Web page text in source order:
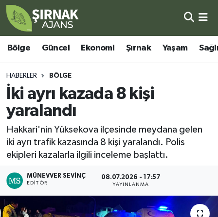
Bölge Güncel Ekonomi Şırnak Yaşam
HABERLER BÖLGE
İki ayrı kazada 8 kişi
yaralandı
Hakkari'nin Yüksekova ilçesinde meydana gelen
iki ayrı trafik kazasında 8 kişi yaralandı. Polis
ekipleri kazalarla ilgili inceleme başlattı.
MÜNEVVER SEVINÇ
EDITÖR
08.07.2026 - 17:57
YAYINLANMA
Bölge
Güncel
Ekonomi
Şırnak
Sağlık
Eğitim
Kültür - Sanat
Şırnak Nöbetçi Eczaneler
Şırnak Hava Durumu
Şirnak Namaz Vakitleri
Şırnak Trafik Yoğunluk Haritası
Süper Lig Puan Durumu ve Fikstür
Tüm Manşetler
Son Dakika Haberleri
Haber Arşivi